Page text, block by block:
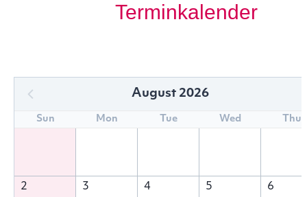
Terminkalender
August 2026
Sun Mon Tue Wed Thu
2 3 4 5 6